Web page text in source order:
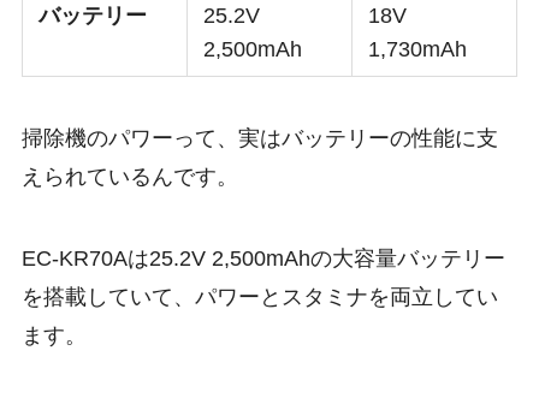
バッテリー
25.2V
2,500mAh
18V
1,730mAh
掃除機のパワーって、実はバッテリーの性能に支
えられているんです。
EC-KR70Aは25.2V 2,500mAhの大容量バッテリー
を搭載していて、パワーとスタミナを両立してい
ます。